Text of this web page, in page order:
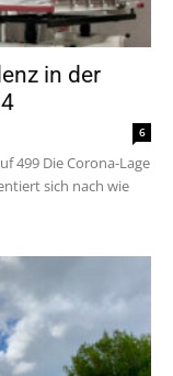
in der
6
499 Die Corona-Lage
sich nach wie